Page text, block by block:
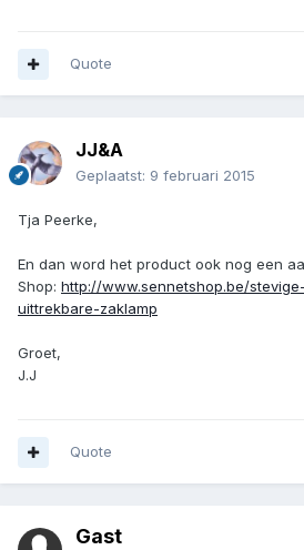
Quote
JJ&A
Geplaatst: 9 februari 2015
Tja Peerke,
En dan word het product ook nog een
Shop: http://www.sennetshop.be/
uittrekbare-zaklamp
Groet,
J.J
Quote
Gast